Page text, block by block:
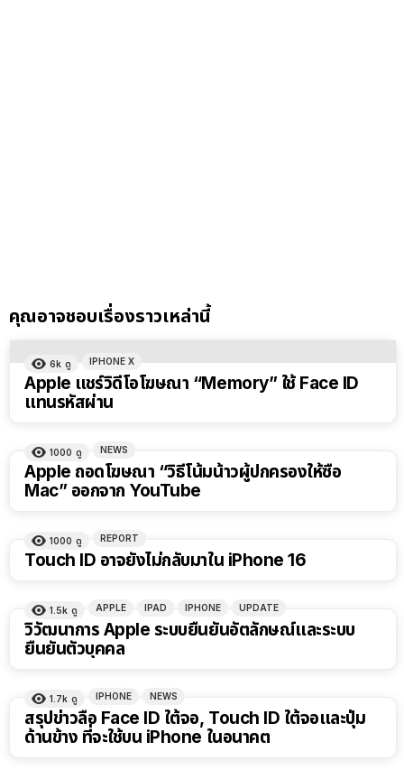
คุณอาจชอบเรื่องราวเหล่านี้
6k ดู IPHONE X
Apple แชร์วิดีโอโฆษณา “Memory” ใช้ Face ID
แทนรหัสผ่าน
1000 ดู NEWS
Apple ถอดโฆษณา “วิธีโน้มน้าวผู้ปกครองให้ซื้อ
Mac” ออกจาก YouTube
1000 ดู REPORT
Touch ID อาจยังไม่กลับมาใน iPhone 16
1.5k ดู APPLE IPAD IPHONE UPDATE
วิวัฒนาการ Apple ระบบยืนยันอัตลักษณ์และระบบ
ยืนยันตัวบุคคล
1.7k ดู IPHONE NEWS
สรุปข่าวลือ Face ID ใต้จอ, Touch ID ใต้จอและปุ่ม
ด้านข้าง ที่จะใช้บน iPhone ในอนาคต